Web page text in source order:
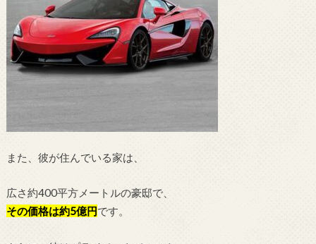
また、彼が住んでいる家は、
広さ約400平方メートルの豪邸で、
その価格は約5億円です。